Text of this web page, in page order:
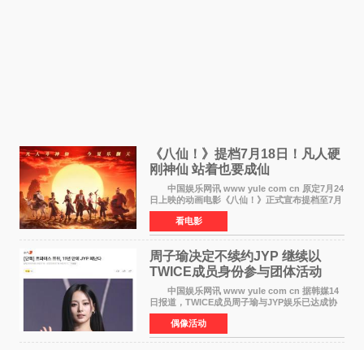
《八仙！》提档7月18日！凡人硬
刚神仙 站着也要成仙
中国娱乐网讯 www yule com cn 原定7月24
日上映的动画电影《八仙！》正式宣布提档至7月
18日。这部国风动画大片将八仙过海，各显神通
这句刻在国人DNA里的俗语玩出了新花样——影
片讲述凡人
看电影
周子瑜决定不续约JYP 继续以
TWICE成员身份参与团体活动
中国娱乐网讯 www yule com cn 据韩媒14
日报道，TWICE成员周子瑜与JYP娱乐已达成协
议，不再续签个人专属合约，但她将继续参与
TWICE的完整团体活动。 周子瑜于2015年通
过生存节目《SIXTE
偶像活动